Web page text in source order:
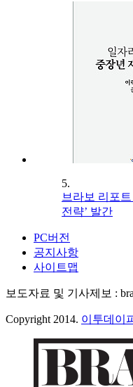
5.
브라보 리포트
전략’ 발간
PC버전
공지사항
사이트맵
보도자료 및 기사제보 :
Copyright 2014. 이투데이